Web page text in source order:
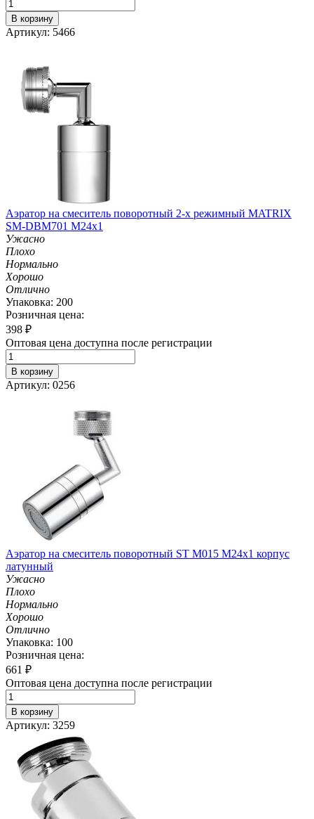
В корзину
Артикул: 5466
Аэратор на смеситель поворотный 2-х режимный MATRIX
SM-DBM701 M24х1
Ужасно
Плохо
Нормально
Хорошо
Отлично
Упаковка: 200
Розничная цена:
398 ₽
Оптовая цена доступна после регистрации
В корзину
Артикул: 0256
Аэратор на смеситель поворотный ST M015 M24х1 корпус
латунный
Ужасно
Плохо
Нормально
Хорошо
Отлично
Упаковка: 100
Розничная цена:
661 ₽
Оптовая цена доступна после регистрации
В корзину
Артикул: 3259